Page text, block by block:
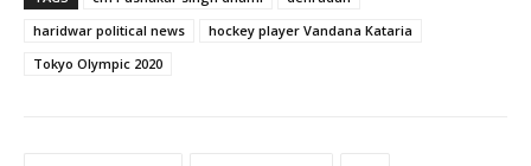
haridwar political news
hockey player Vandana Kataria
Tokyo Olympic 2020